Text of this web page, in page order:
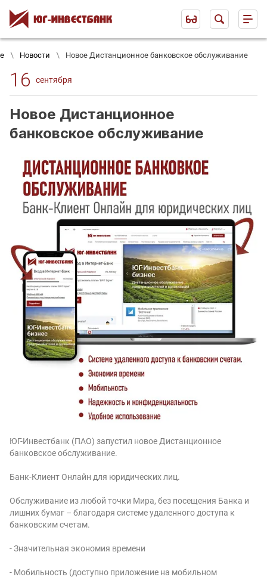
Новости Новое Дистанционное банковское обслуживание
16 сентября
Новое Дистанционное
банковское обслуживание
ЮГ-Инвестбанк (ПАО) запустил новое Дистанционное
банковское обслуживание.
Банк-Клиент Онлайн для юридических лиц.
Обслуживание из любой точки Мира, без посещения Банка и
лишних бумаг – благодаря системе удаленного доступа к
банковским счетам.
- Значительная экономия времени
- Мобильность (доступно приложение на мобильном